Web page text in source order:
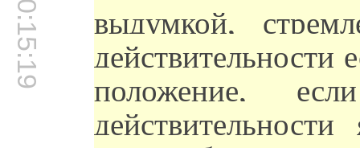
00:15:19 выдумкой,
положение,